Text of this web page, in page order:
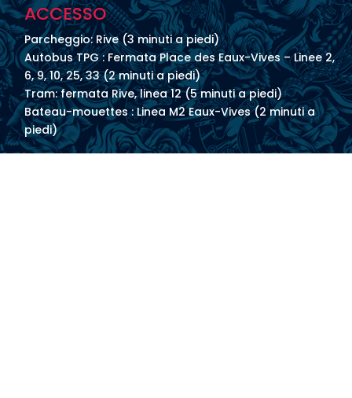
ACCESSO
Parcheggio: Rive (3 minuti a piedi)
Autobus TPG : Fermata Place des Eaux-Vives – Linee 2,
6, 9, 10, 25, 33 (2 minuti a piedi)
Tram: fermata Rive, linea 12 (5 minuti a piedi)
Bateau-mouettes : Linea M2 Eaux-Vives (2 minuti a
piedi)